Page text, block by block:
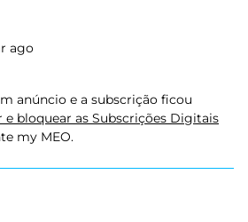
ago
anúncio e a subscrição ficou
e bloquear as Subscrições Digitais
my MEO.